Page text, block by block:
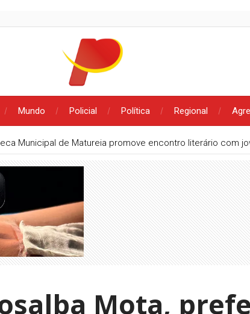
Mundo Policial Política Regional
parceria com a Apacco
Mota,